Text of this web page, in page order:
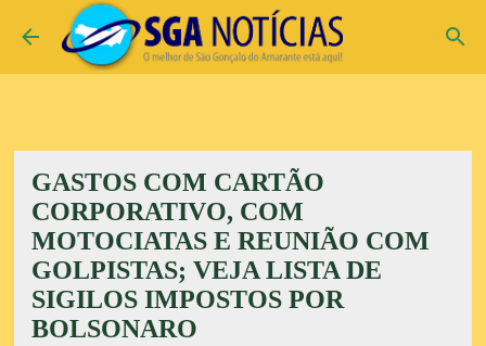
Pular para o conteúdo principal
GASTOS COM CARTÃO
CORPORATIVO, COM
MOTOCIATAS E REUNIÃO COM
GOLPISTAS; VEJA LISTA DE
SIGILOS IMPOSTOS POR
BOLSONARO